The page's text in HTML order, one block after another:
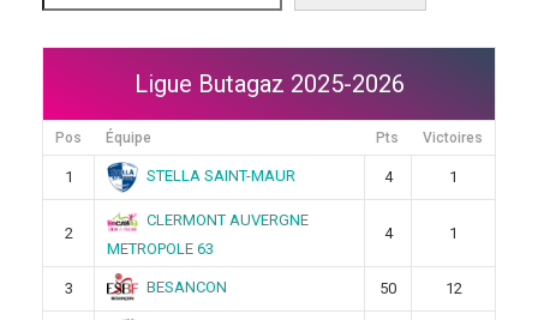
Ligue Butagaz 2025-2026
Pos Équipe Pts Victoires
1 STELLA SAINT-MAUR 4 1
2
CLERMONT AUVERGNE
METROPOLE 63
4 1
3 BESANCON 50 12